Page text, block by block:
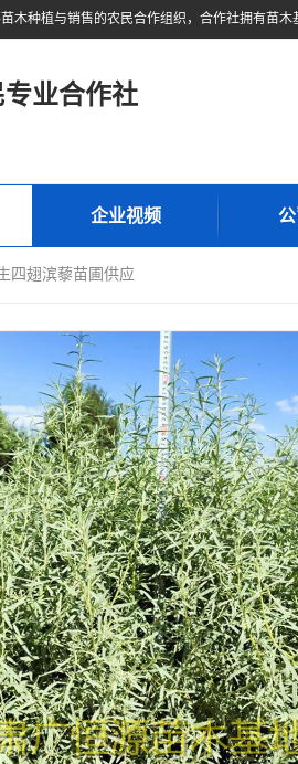
业合作社
企业视频
四翅滨藜苗圃供应